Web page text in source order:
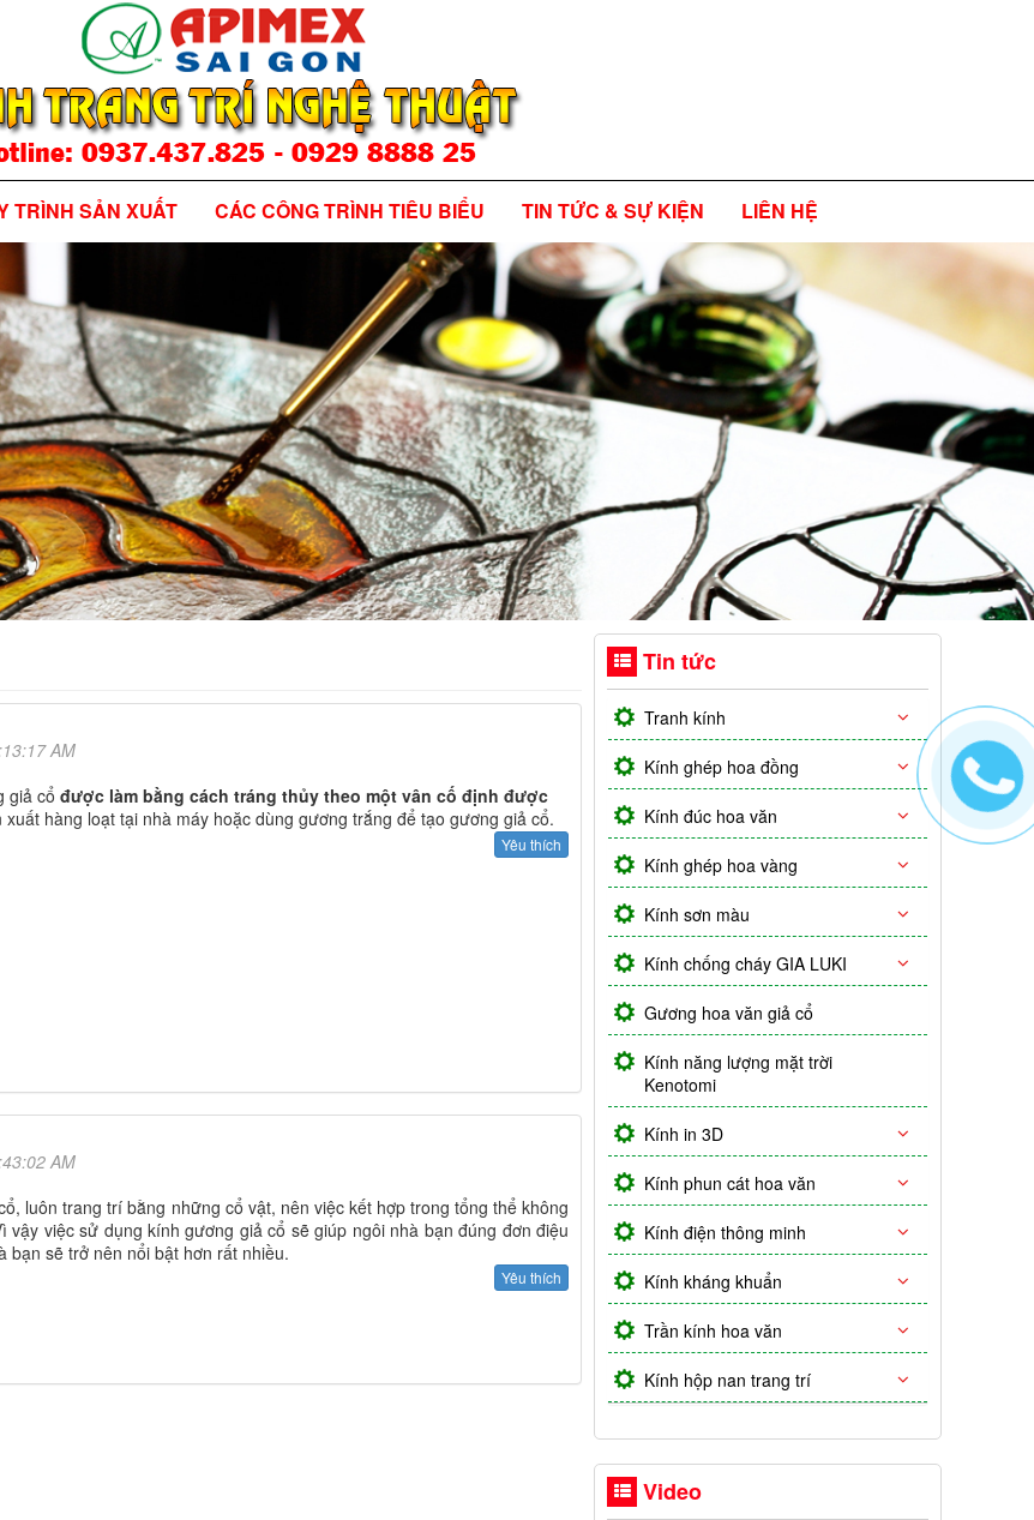
TRÌNH SẢN XUẤT CÁC CÔNG TRÌNH TIÊU BIỂU TIN TỨC & SỰ KIỆN LIÊN HỆ
AM
giả cổ được làm bằng cách tráng thủy theo một vân cố định được
xuất hàng loạt tại nhà máy hoặc dùng gương trắng để tạo gương giả cổ.
Yêu thích
AM
luôn trang trí bằng những cổ vật, nên việc kết hợp trong tổng thể không
vậy việc sử dụng kính gương giả cổ sẽ giúp ngôi nhà bạn đúng đơn điệu
bạn sẽ trở nên nổi bật hơn rất nhiều.
Yêu thích
Tin tức
Tranh kính
Kính ghép hoa đồng
Kính đúc hoa văn
Kính ghép hoa vàng
Kính sơn màu
Kính chống cháy GIA LUKI
Gương hoa văn giả cổ
Kính năng lượng mặt trời
Kenotomi
Kính in 3D
Kính phun cát hoa văn
Kính điện thông minh
Kính kháng khuẩn
Trần kính hoa văn
Kính hộp nan trang trí
Video